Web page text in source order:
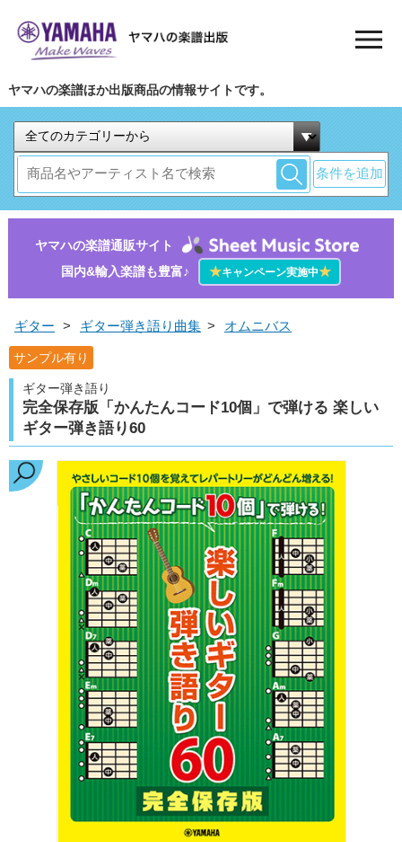
ヤマハの楽譜ほか出版商品の情報サイトです。
条件を追加
ヤマハの楽譜通販サイト
国内&輸入楽譜も豊富♪
★キャンペーン実施中★
ギター > ギター弾き語り曲集 > オムニバス
サンプル有り
ギター弾き語り
完全保存版「かんたんコード10個」で弾ける 楽しい
ギター弾き語り60